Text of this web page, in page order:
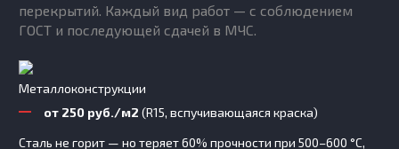
перекрытий. Каждый вид работ — с соблюдением
ГОСТ и последующей сдачей в МЧС.
Металлоконструкции
от 250 руб./м2 (R15, вспучивающаяся краска)
Сталь не горит — но теряет 60% прочности при 500–600 °C,